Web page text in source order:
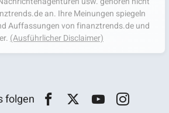
an. Ihre Meinungen spiegeln
Auffassungen von finanztrends.de und
(Ausführlicher Disclaimer)
folgen